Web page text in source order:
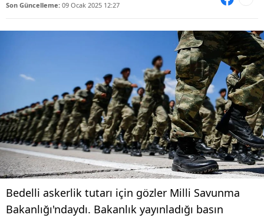
Son Güncelleme: 09 Ocak 2025 12:27
Bedelli askerlik tutarı için gözler Milli Savunma
Bakanlığı'ndaydı. Bakanlık yayınladığı basın